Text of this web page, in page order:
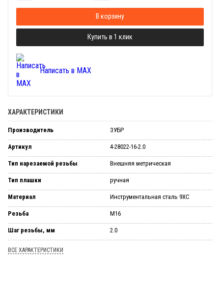
В корзину
Купить в 1 клик
Написать в MAX
ХАРАКТЕРИСТИКИ
Производитель ЗУБР
Артикул 4-28022-16-2.0
Тип нарезаемой резьбы Внешняя метрическая
Тип плашки ручная
Материал Инструментальная сталь 9ХС
Резьба М16
Шаг резьбы, мм 2.0
ВСЕ ХАРАКТЕРИСТИКИ